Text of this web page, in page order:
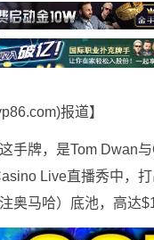
)报道】
手牌，是Tom Dwan
Live直播秀中，
奥马哈）底池，高达